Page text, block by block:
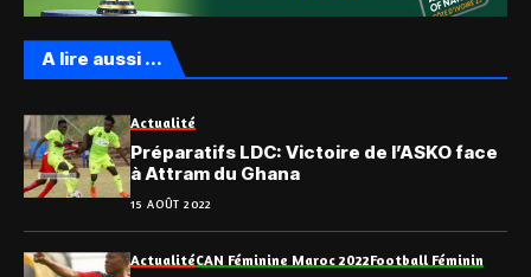
A lire aussi ...
Actualité
Préparatifs LDC: Victoire de l’ASKO face
à Attram du Ghana
15 AOÛT 2022
ActualitéCAN Féminine Maroc 2022Football Féminin